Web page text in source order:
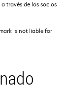
través de los socios
is not liable for